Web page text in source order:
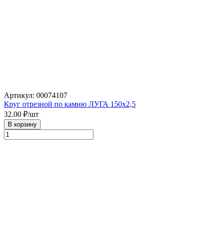
Артикул: 00074107
Круг отрезной по камню ЛУГА 150х2,5
32.00 ₽/шт
В корзину